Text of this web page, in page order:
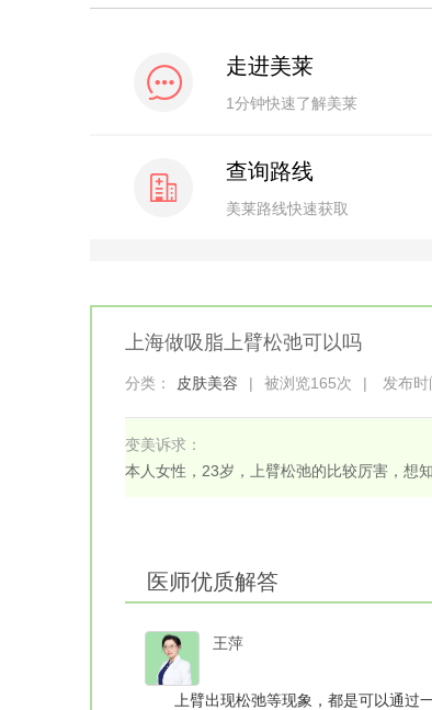
走进美莱
1分钟快速了解美莱
查询路线
美莱路线快速获取
上海做吸脂上臂松弛可以吗
分类： 皮肤美容 | 被浏览165次 | 发布
变美诉求：
本人女性，23岁，上臂松弛的比较厉害，想
医师优质解答
王萍
上臂出现松弛等现象，都是可以通过一